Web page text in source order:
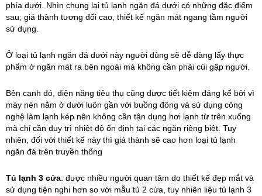
phía dưới. Nhìn chung lại tủ lạnh ngăn đá dưới có những đặc điểm
sau; giá thành tương đối cao, thiết kế ngăn mát ngang tầm người
sử dụng.
Ở loại tủ lạnh ngăn đá dưới này người dùng sẽ dễ dàng lấy thực
phẩm ở ngăn mát ra bên ngoài mà không cần phải cúi gập người.
Bên cạnh đó, điện năng tiêu thụ cũng được tiết kiệm đáng kể bởi vì
máy nén nằm ở dưới luôn gần với buồng đông và sử dụng công
nghệ làm lạnh kép nên không cần tận dụng hơi lạnh từ trên xuống
mà chỉ cần duy trì nhiệt độ ổn định tại các ngăn riêng biệt. Tuy
nhiên, đối với thiết kế này thì giá thành sẽ cao hơn loại tủ lạnh
ngăn đá trên truyền thống
Tủ lạnh 3 cửa: được nhiều người quan tâm do thiết kế đẹp mắt và
sử dụng tiện nghi hơn so với mẫu tủ 2 cửa, tuy nhiên liệu tủ lạnh 3